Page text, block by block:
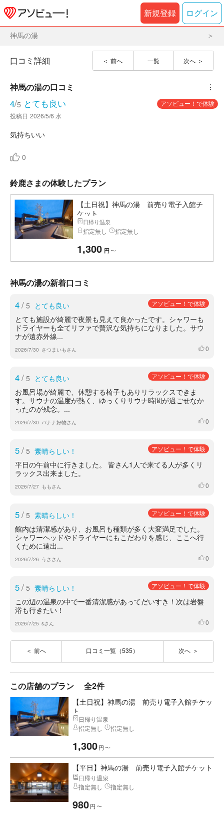
新規登録 ログイン
神馬の湯
前へ 一覧 次へ
口コミ詳細
神馬の湯の口コミ ︙
4/5 とても良い
アソビュー！で体験
投稿日 2026/5/6 水
0
鈴鹿さまの体験したプラン
【土日祝】神馬の湯 前売り電子入館チ
ケット
日帰り温泉
指定無し 指定無し
1,300 円 〜
神馬の湯の新着口コミ
4/ 5 とても良い アソビュー！で体験
とても施設が綺麗で夜景も見えて良かったです。シャワーも
ドライヤーも全てリファで贅沢な気持ちになりました。サウ
ナが遠赤外線...
2026/7/30 さつまいもさん いいね
0
4/ 5 とても良い アソビュー！で体験
お風呂場が綺麗で、休憩する椅子もありリラックスできま
す。サウナの温度が熱く、ゆっくりサウナ時間が過ごせなか
ったのが残念。...
2026/7/30 バナナ好物さん いいね
0
5/ 5 素晴らしい！ アソビュー！で体験
平日の午前中に行きました。 皆さん1人で来てる人が多くリ
ラックス出来ました。
2026/7/27 ももさん いいね
0
5/ 5 素晴らしい！ アソビュー！で体験
館内は清潔感があり、お風呂も種類が多く大変満足でした。
シャワーヘッドやドライヤーにもこだわりを感じ、ここへ行
くために遠出...
2026/7/26 うささん いいね
0
5/ 5 素晴らしい！ アソビュー！で体験
この辺の温泉の中で一番清潔感があってだいすき！次は岩盤
浴も行きたい！
2026/7/25 sさん いいね
0
前へ 口コミ一覧（535） 次へ
この店舗のプラン 全2件
【土日祝】神馬の湯 前売り電子入館チケッ
ト
日帰り温泉
指定無し
指定無し
1,300円 〜
【平日】神馬の湯 前売り電子入館チケット
日帰り温泉
指定無し
指定無し
980円 〜